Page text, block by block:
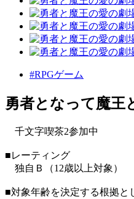
#RPGゲーム
勇者となって魔王
千文字喫茶2参加中
■レーティング
独自Ｂ（12歳以上対象）
■対象年齢を決定する根拠と